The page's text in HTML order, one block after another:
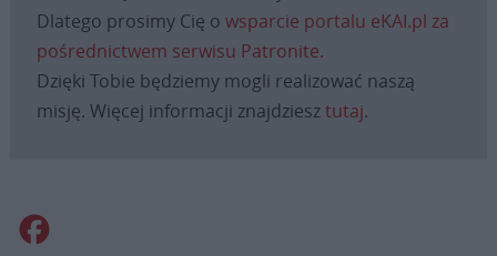
Dlatego prosimy Cię o wsparcie portalu eKAI.pl za
pośrednictwem serwisu Patronite.
Dzięki Tobie będziemy mogli realizować naszą
misję. Więcej informacji znajdziesztutaj.